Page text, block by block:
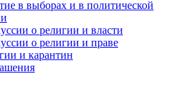
в выборах и в политической
о религии и власти
о религии и праве
и карантин